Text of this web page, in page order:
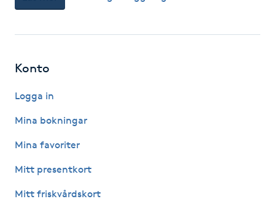
Luggklippning
Lymfmassage
Läpptatuering
M
Makeup
Konto
Logga in
Mina bokningar
Mina favoriter
Mitt presentkort
Mitt friskvårdskort